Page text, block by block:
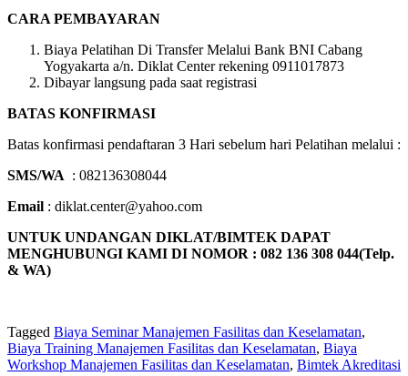
CARA PEMBAYARAN
Biaya Pelatihan Di Transfer Melalui Bank BNI Cabang
Yogyakarta a/n. Diklat Center rekening 0911017873
Dibayar langsung pada saat registrasi
BATAS KONFIRMASI
Batas konfirmasi pendaftaran 3 Hari sebelum hari Pelatihan melalui :
SMS/WA : 082136308044
Email : diklat.center@yahoo.com
UNTUK UNDANGAN DIKLAT/BIMTEK DAPAT
MENGHUBUNGI KAMI DI NOMOR : 082 136 308 044(Telp.
& WA)
Tagged Biaya Seminar Manajemen Fasilitas dan Keselamatan,
Biaya Training Manajemen Fasilitas dan Keselamatan, Biaya
Workshop Manajemen Fasilitas dan Keselamatan, Bimtek Akreditasi